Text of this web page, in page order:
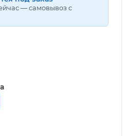
— самовывоз с